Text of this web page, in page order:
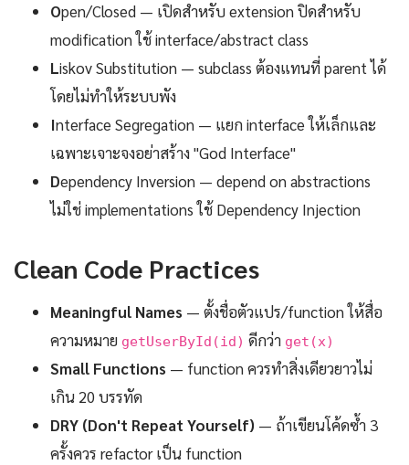
Open/Closed — เปิดสำหรับ extension ปิดสำหรับ
modification ใช้ interface/abstract class
Liskov Substitution — subclass ต้องแทนที่ parent ได้
โดยไม่ทำให้ระบบพัง
Interface Segregation — แยก interface ให้เล็กและ
เฉพาะเจาะจงอย่าสร้าง "God Interface"
Dependency Inversion — depend on abstractions
ไม่ใช่ implementations ใช้ Dependency Injection
Clean Code Practices
Meaningful Names — ตั้งชื่อตัวแปร/function ให้สื่อ
ความหมาย getUserById(id) ดีกว่า get(x)
Small Functions — function ควรทำสิ่งเดียวยาวไม่
เกิน 20 บรรทัด
DRY (Don't Repeat Yourself) — ถ้าเขียนโค้ดซ้ำ 3
ครั้งควร refactor เป็น function